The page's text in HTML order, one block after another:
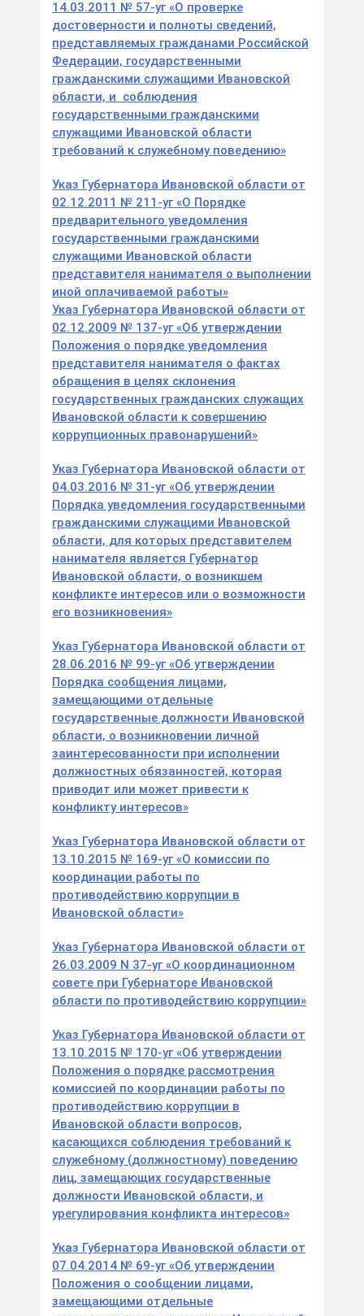
14.03.2011 № 57-уг «О проверке
достоверности и полноты сведений,
представляемых гражданами Российской
Федерации, государственными
гражданскими служащими Ивановской
области, и соблюдения
государственными гражданскими
служащими Ивановской области
требований к служебному поведению»
Указ Губернатора Ивановской области от
02.12.2011 № 211-уг «О Порядке
предварительного уведомления
государственными гражданскими
служащими Ивановской области
представителя нанимателя о выполнении
иной оплачиваемой работы»
Указ Губернатора Ивановской области от
02.12.2009 № 137-уг «Об утверждении
Положения о порядке уведомления
представителя нанимателя о фактах
обращения в целях склонения
государственных гражданских служащих
Ивановской области к совершению
коррупционных правонарушений»
Указ Губернатора Ивановской области от
04.03.2016 № 31-уг «Об утверждении
Порядка уведомления государственными
гражданскими служащими Ивановской
области, для которых представителем
нанимателя является Губернатор
Ивановской области, о возникшем
конфликте интересов или о возможности
его возникновения»
Указ Губернатора Ивановской области от
28.06.2016 № 99-уг «Об утверждении
Порядка сообщения лицами,
замещающими отдельные
государственные должности Ивановской
области, о возникновении личной
заинтересованности при исполнении
должностных обязанностей, которая
приводит или может привести к
конфликту интересов»
Указ Губернатора Ивановской области от
13.10.2015 № 169-уг «О комиссии по
координации работы по
противодействию коррупции в
Ивановской области»
Указ Губернатора Ивановской области от
26.03.2009 N 37-уг «О координационном
совете при Губернаторе Ивановской
области по противодействию коррупции»
Указ Губернатора Ивановской области от
13.10.2015 № 170-уг «Об утверждении
Положения о порядке рассмотрения
комиссией по координации работы по
противодействию коррупции в
Ивановской области вопросов,
касающихся соблюдения требований к
служебному (должностному) поведению
лиц, замещающих государственные
должности Ивановской области, и
урегулирования конфликта интересов»
Указ Губернатора Ивановской области от
07.04.2014 № 69-уг «Об утверждении
Положения о сообщении лицами,
замещающими отдельные